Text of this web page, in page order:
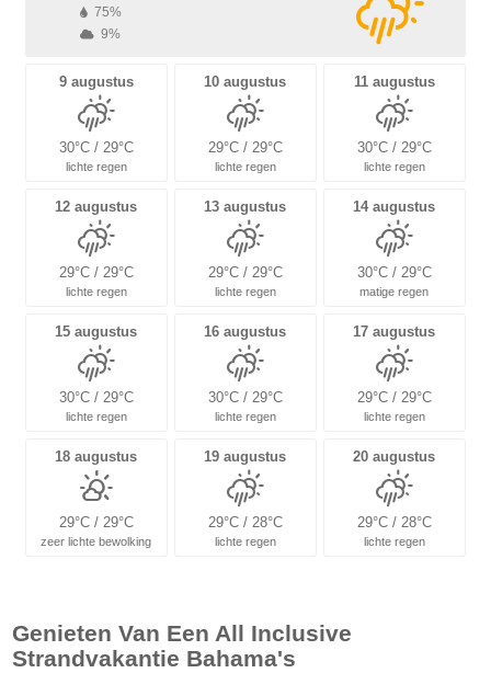
75%
9%
9 augustus
30°C / 29°C
lichte regen
10 augustus
29°C / 29°C
lichte regen
11 augustus
30°C / 29°C
lichte regen
12 augustus
29°C / 29°C
lichte regen
13 augustus
29°C / 29°C
lichte regen
14 augustus
30°C / 29°C
matige regen
15 augustus
30°C / 29°C
lichte regen
16 augustus
30°C / 29°C
lichte regen
17 augustus
29°C / 29°C
lichte regen
18 augustus
29°C / 29°C
zeer lichte bewolking
19 augustus
29°C / 28°C
lichte regen
20 augustus
29°C / 28°C
lichte regen
Genieten Van Een All Inclusive
Strandvakantie Bahama's